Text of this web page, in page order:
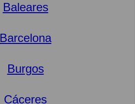
Baleares
Barcelona
Burgos
Cáceres